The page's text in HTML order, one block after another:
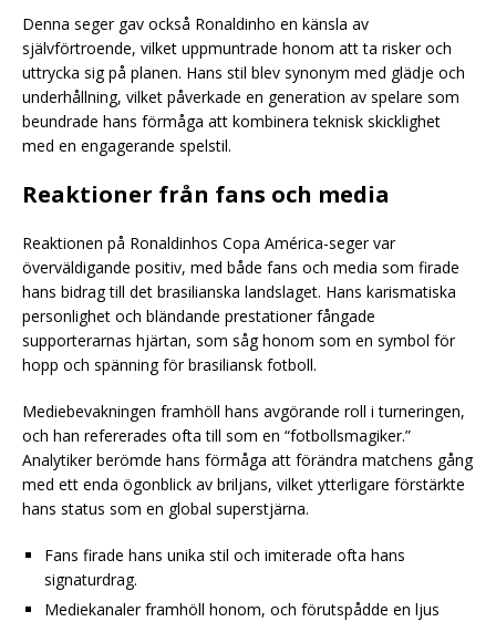
Denna seger gav också Ronaldinho en känsla av
självförtroende, vilket uppmuntrade honom att ta risker och
uttrycka sig på planen. Hans stil blev synonym med glädje och
underhållning, vilket påverkade en generation av spelare som
beundrade hans förmåga att kombinera teknisk skicklighet
med en engagerande spelstil.
Reaktioner från fans och media
Reaktionen på Ronaldinhos Copa América-seger var
överväldigande positiv, med både fans och media som firade
hans bidrag till det brasilianska landslaget. Hans karismatiska
personlighet och bländande prestationer fångade
supporterarnas hjärtan, som såg honom som en symbol för
hopp och spänning för brasiliansk fotboll.
Mediebevakningen framhöll hans avgörande roll i turneringen,
och han refererades ofta till som en “fotbollsmagiker.”
Analytiker berömde hans förmåga att förändra matchens gång
med ett enda ögonblick av briljans, vilket ytterligare förstärkte
hans status som en global superstjärna.
Fans firade hans unika stil och imiterade ofta hans
signaturdrag.
Mediekanaler framhöll honom, och förutspådde en ljus